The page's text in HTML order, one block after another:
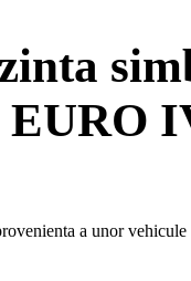
a unor